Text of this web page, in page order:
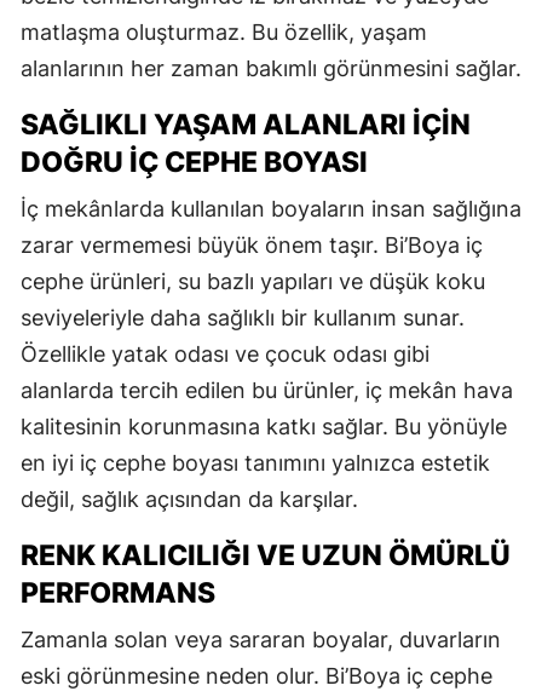
matlaşma oluşturmaz. Bu özellik, yaşam
alanlarının her zaman bakımlı görünmesini sağlar.
SAĞLIKLI YAŞAM ALANLARI İÇIN
DOĞRU İÇ CEPHE BOYASI
İç mekânlarda kullanılan boyaların insan sağlığına
zarar vermemesi büyük önem taşır. Bi’Boya iç
cephe ürünleri, su bazlı yapıları ve düşük koku
seviyeleriyle daha sağlıklı bir kullanım sunar.
Özellikle yatak odası ve çocuk odası gibi
alanlarda tercih edilen bu ürünler, iç mekân hava
kalitesinin korunmasına katkı sağlar. Bu yönüyle
en iyi iç cephe boyası tanımını yalnızca estetik
değil, sağlık açısından da karşılar.
RENK KALICILIĞI VE UZUN ÖMÜRLÜ
PERFORMANS
Zamanla solan veya sararan boyalar, duvarların
eski görünmesine neden olur. Bi’Boya iç cephe